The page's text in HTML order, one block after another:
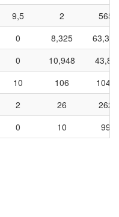
9,5 2
565
0 8,325
63,325
0 10,948
43,82
10 106
1048
2 26
262
0 10 99